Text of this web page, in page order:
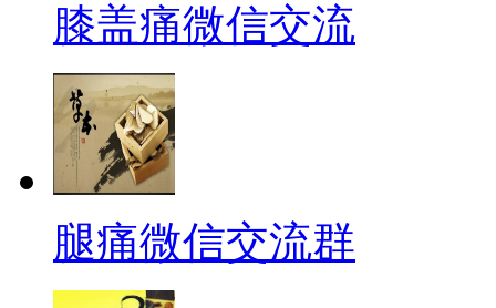
膝盖痛微信交流
腿痛微信交流群